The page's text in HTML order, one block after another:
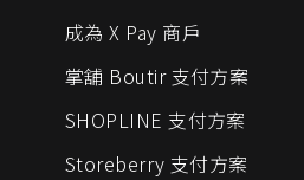
成為 X Pay 商戶
掌舖 Boutir 支付方案
SHOPLINE 支付方案
Storeberry 支付方案